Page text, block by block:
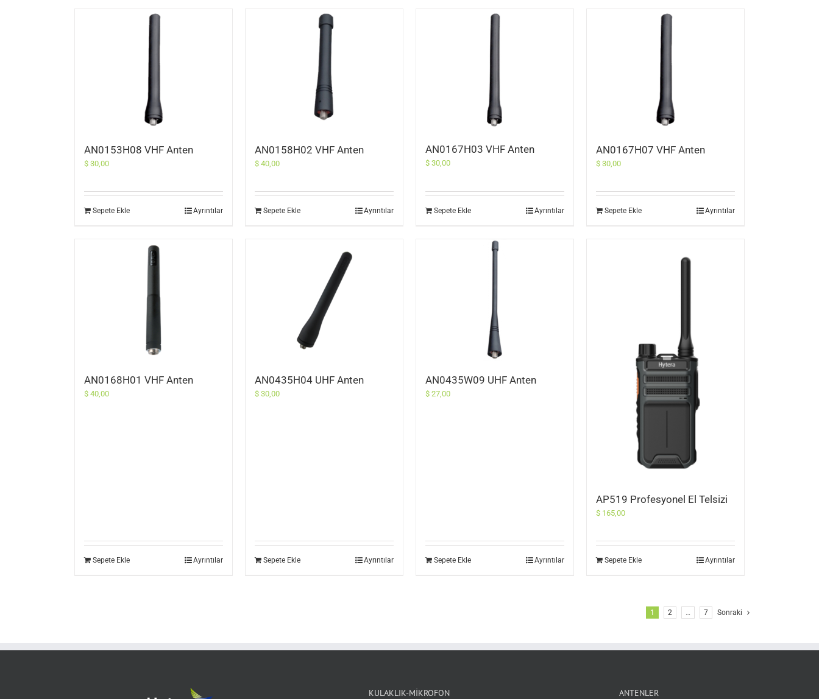
AN0153H08 VHF Anten
$ 30,00
Sepete Ekle Ayrıntılar
AN0158H02 VHF Anten
$ 40,00
Sepete Ekle Ayrıntılar
AN0167H03 VHF Anten
$ 30,00
Sepete Ekle Ayrıntılar
AN0167H07 VHF Anten
$ 30,00
Sepete Ekle Ayrıntılar
AN0168H01 VHF Anten
$ 40,00
Sepete Ekle Ayrıntılar
AN0435H04 UHF Anten
$ 30,00
Sepete Ekle Ayrıntılar
AN0435W09 UHF Anten
$ 27,00
Sepete Ekle Ayrıntılar
AP519 Profesyonel El Telsizi
$ 165,00
Sepete Ekle Ayrıntılar
1 2 … 7 Sonraki
KULAKLIK-MİKROFON ANTENLER